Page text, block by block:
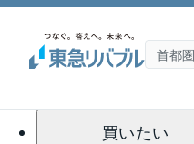
買いたい